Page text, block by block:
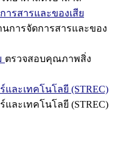
ารสารและของเสีย
การจัดการสารและของ
ตรวจสอบคุณภาพสิ่ง
ละเทคโนโลยี (STREC)
ละเทคโนโลยี (STREC)